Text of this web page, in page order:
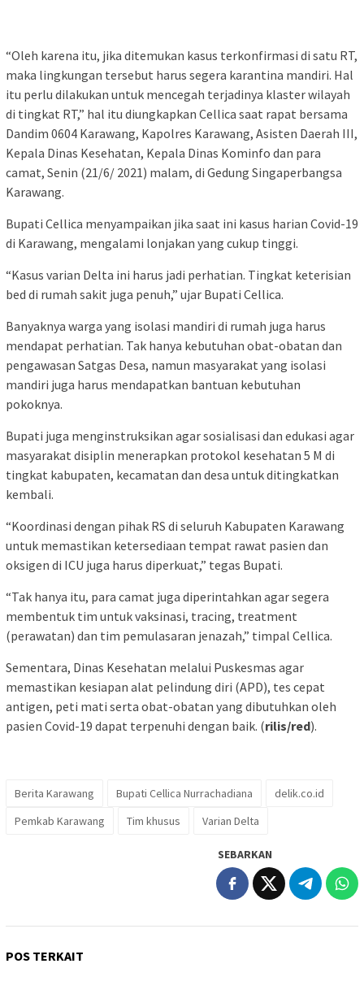
“Oleh karena itu, jika ditemukan kasus terkonfirmasi di satu RT,
maka lingkungan tersebut harus segera karantina mandiri. Hal
itu perlu dilakukan untuk mencegah terjadinya klaster wilayah
di tingkat RT,” hal itu diungkapkan Cellica saat rapat bersama
Dandim 0604 Karawang, Kapolres Karawang, Asisten Daerah III,
Kepala Dinas Kesehatan, Kepala Dinas Kominfo dan para
camat, Senin (21/6/ 2021) malam, di Gedung Singaperbangsa
Karawang.
Bupati Cellica menyampaikan jika saat ini kasus harian Covid-19
di Karawang, mengalami lonjakan yang cukup tinggi.
“Kasus varian Delta ini harus jadi perhatian. Tingkat keterisian
bed di rumah sakit juga penuh,” ujar Bupati Cellica.
Banyaknya warga yang isolasi mandiri di rumah juga harus
mendapat perhatian. Tak hanya kebutuhan obat-obatan dan
pengawasan Satgas Desa, namun masyarakat yang isolasi
mandiri juga harus mendapatkan bantuan kebutuhan
pokoknya.
Bupati juga menginstruksikan agar sosialisasi dan edukasi agar
masyarakat disiplin menerapkan protokol kesehatan 5 M di
tingkat kabupaten, kecamatan dan desa untuk ditingkatkan
kembali.
“Koordinasi dengan pihak RS di seluruh Kabupaten Karawang
untuk memastikan ketersediaan tempat rawat pasien dan
oksigen di ICU juga harus diperkuat,” tegas Bupati.
“Tak hanya itu, para camat juga diperintahkan agar segera
membentuk tim untuk vaksinasi, tracing, treatment
(perawatan) dan tim pemulasaran jenazah,” timpal Cellica.
Sementara, Dinas Kesehatan melalui Puskesmas agar
memastikan kesiapan alat pelindung diri (APD), tes cepat
antigen, peti mati serta obat-obatan yang dibutuhkan oleh
pasien Covid-19 dapat terpenuhi dengan baik. (rilis/red).
Berita Karawang Bupati Cellica Nurrachadiana
delik.co.id
Pemkab Karawang
Tim khusus Varian Delta
SEBARKAN
POS TERKAIT